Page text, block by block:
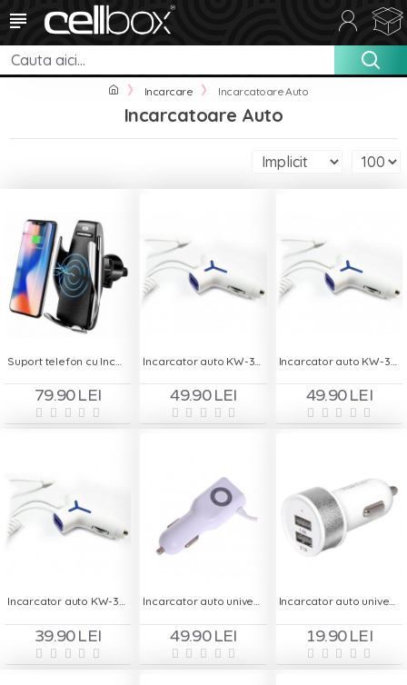
Incarcare Incarcatoare Auto
Incarcatoare Auto
79.90 LEI 49.90 LEI 49.90 LEI
Incarcator auto KW-39 - 3.1A 2 x USB + cablu microUSB
39.90 LEI
Incarcator auto universal Bilitong TC04 - 2.1A 1xUSB
49.90 LEI
Incarcator auto universal CE05 - 3.1A 2xUSB
19.90 LEI